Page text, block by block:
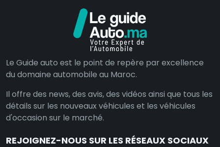
Le Guide auto est le point de repère par excellence
du domaine automobile au Maroc.
Il offre des news, des avis, des vidéos ainsi que tous les
détails sur les nouveaux véhicules et les véhicules
d'occasion sur le marché.
REJOIGNEZ-NOUS SUR LES RÉSEAUX SOCIAUX